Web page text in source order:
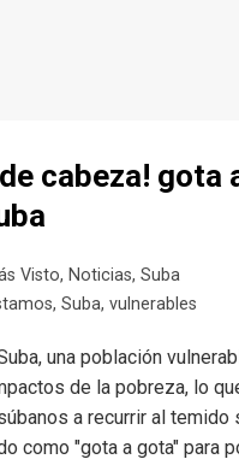
cabeza! gota
Visto, Noticias,Suba
,Suba,vulnerables
una población
de la pobreza, lo
a recurrir al temido
como "gota a gota" para